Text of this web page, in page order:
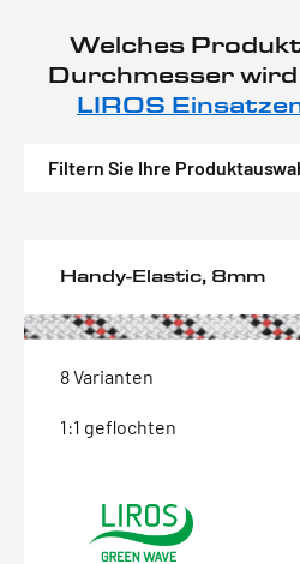
Welches
Durchmesser wird
LIROS
Filtern Sie Ihre
Handy-Elastic, 8mm
8 Varianten
1:1 geflochten